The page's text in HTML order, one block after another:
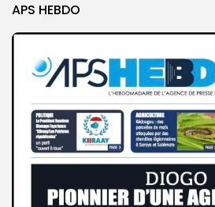
APS HEBDO